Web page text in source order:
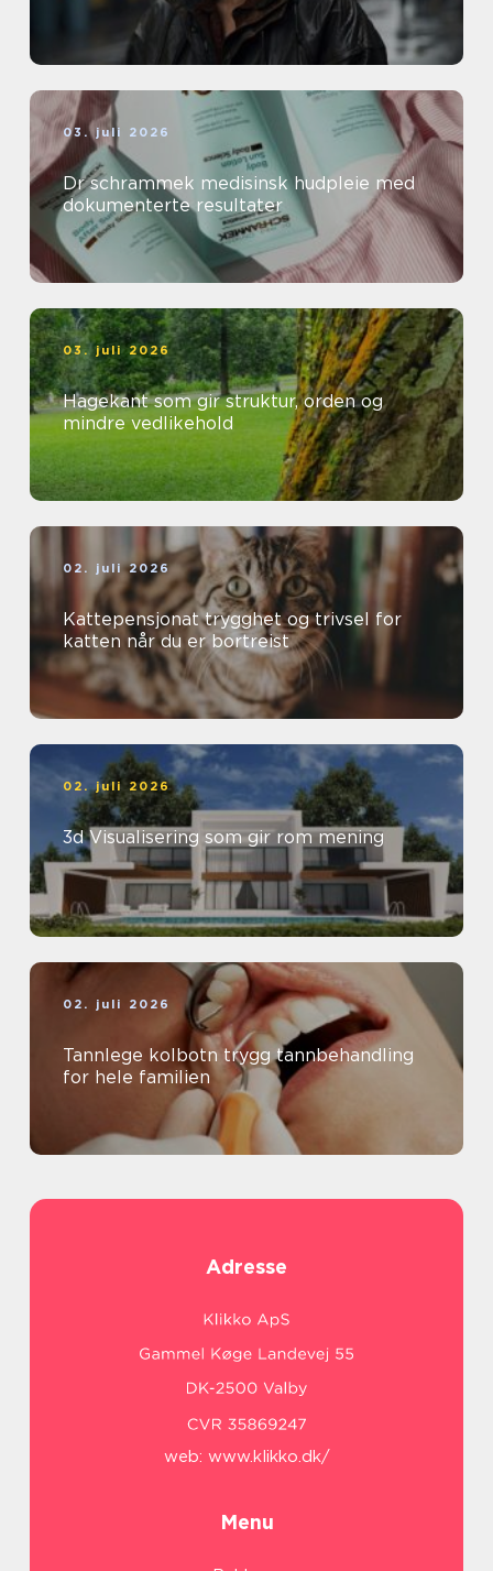
03. juli 2026
Dr schrammek medisinsk hudpleie med
dokumenterte resultater
03. juli 2026
Hagekant som gir struktur, orden og
mindre vedlikehold
02. juli 2026
Kattepensjonat trygghet og trivsel for
katten når du er bortreist
02. juli 2026
3d Visualisering som gir rom mening
02. juli 2026
Tannlege kolbotn trygg tannbehandling
for hele familien
Adresse
web: www.klikko.dk/
Menu